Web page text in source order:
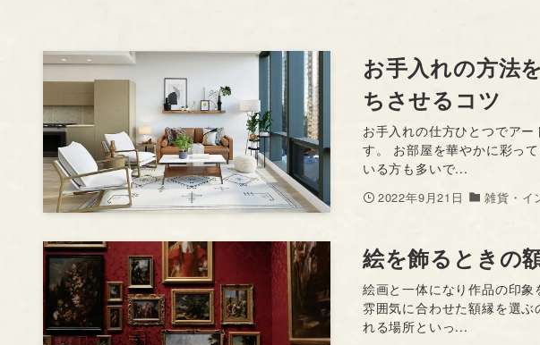
お手入れの方法
ちさせるコツ
お手入れの仕方ひとつでア
す。 お部屋を華やかに彩っ
いる方も多いで...
2022年9月21日 雑貨・イ
絵を飾るときの
絵画と一体になり作品の印
雰囲気に合わせた額縁を選
れる場所といっ...